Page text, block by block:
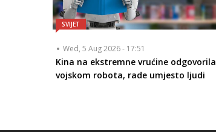
SVIJET
Wed, 5 Aug 2026 - 17:51
Kina na ekstremne vrućine odgovorila
vojskom robota, rade umjesto ljudi